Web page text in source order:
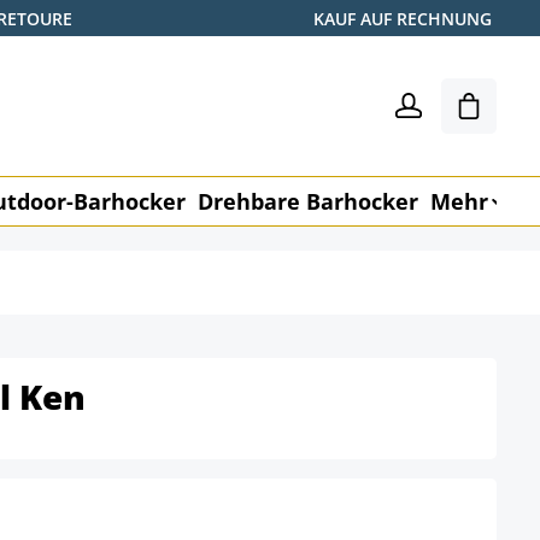
KAUF AUF RECHNUNG
Barhocker Drehbare Barhocker Mehr
Ken